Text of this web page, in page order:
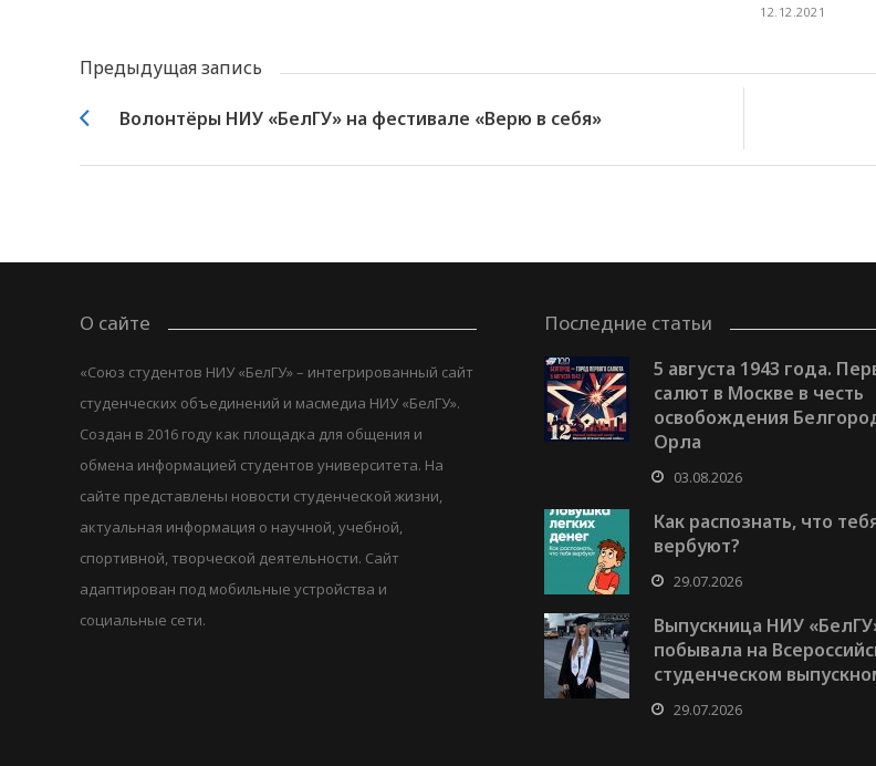
12.12.2021
Предыдущая запись
Волонтёры НИУ «БелГУ» на фестивале «Верю в себя»
О сайте
«Союз студентов НИУ «БелГУ» – интегрированный сайт
студенческих объединений и масмедиа НИУ «БелГУ».
Создан в 2016 году как площадка для общения и
обмена информацией студентов университета. На
сайте представлены новости студенческой жизни,
актуальная информация о научной, учебной,
спортивной, творческой деятельности. Сайт
адаптирован под мобильные устройства и
социальные сети.
Последние статьи
5 августа 1943 года.
салют в Москве в честь
освобождения
Орла
03.08.2026
Как распознать, что
вербуют?
29.07.2026
Выпускница НИУ
побывала на
студенческом
29.07.2026